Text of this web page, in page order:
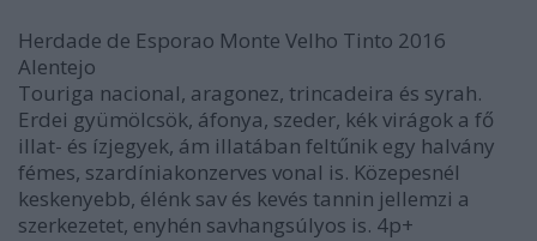
Herdade de Esporao Monte Velho Tinto 2016
Alentejo
Touriga nacional, aragonez, trincadeira és syrah.
Erdei gyümölcsök, áfonya, szeder, kék virágok a fő
illat- és ízjegyek, ám illatában feltűnik egy halvány
fémes, szardíniakonzerves vonal is. Közepesnél
keskenyebb, élénk sav és kevés tannin jellemzi a
szerkezetet, enyhén savhangsúlyos is. 4p+